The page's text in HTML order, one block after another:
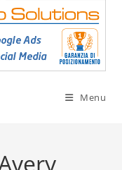
Menu